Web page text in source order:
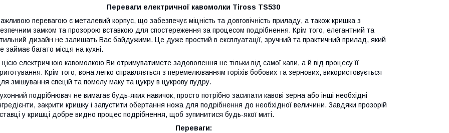
Переваги електричної кавомолки Tiross TS530
перевагою є металевий корпус, що забезпечує міцність та довговічність приладу, а також кришка з
замком та прозорою вставкою для спостереження за процесом подрібнення. Крім того, елегантний та
дизайн не залишать Вас байдужими. Це дуже простий в експлуатації, зручний та практичний прилад, який
займає багато місця на кухні.
цією електричною кавомолкою Ви отримуватимете задоволення не тільки від самої кави, а й від процесу її
Крім того, вона легко справляється з перемелюванням горіхів бобових та зернових, використовується
змішування спецій та помелу маку та цукру в цукрову пудру.
подрібнювач не вимагає будь-яких навичок, просто потрібно засипати кавові зерна або інші необхідні
закрити кришку і запустити обертання ножа для подрібнення до необхідної величини. Завдяки прозорій
у кришці добре видно процес подрібнення, щоб зупинитися будь-якої миті.
Переваги: